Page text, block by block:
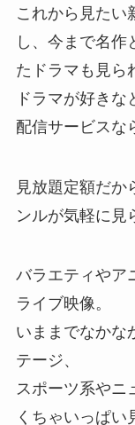
これから見たい
し、今まで名作
たドラマも見ら
ドラマが好き
配信サービスな
見放題定額だか
ンルが気軽に見
バラエティやア
ライブ映像。
いままでなかな
テージ、
スポーツ系やニ
くちゃいっぱい